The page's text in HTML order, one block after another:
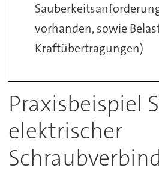
vorhanden, sowie
Kraftübertragungen)
Praxisbeispiel
elektrischer